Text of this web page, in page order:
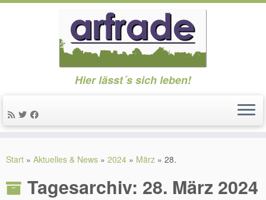
Inhalt
Hier lässt´s sich leben!
Start » Aktuelles & News » 2024 » März » 28.
Tagesarchiv: 28. März 2024